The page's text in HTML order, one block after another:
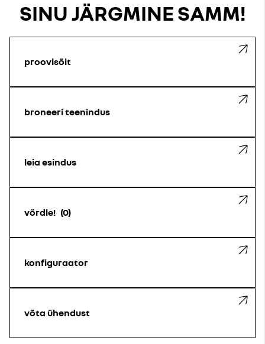
SINU JÄRGMINE SAMM!
proovisõit
broneeri teenindus
leia esindus
võrdle! 0
konfiguraator
võta ühendust